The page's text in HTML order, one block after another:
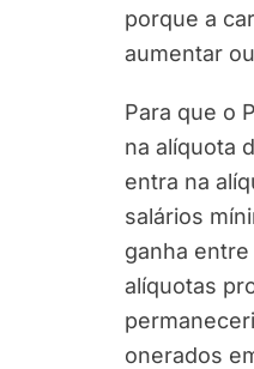
porque a
aumentar
Para que o
na alíquota
entra na
salários
ganha
alíquotas
onerados